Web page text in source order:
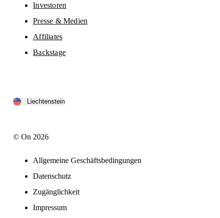
Investoren
Presse & Medien
Affiliates
Backstage
Liechtenstein
© On 2026
Allgemeine Geschäftsbedingungen
Datenschutz
Zugänglichkeit
Impressum